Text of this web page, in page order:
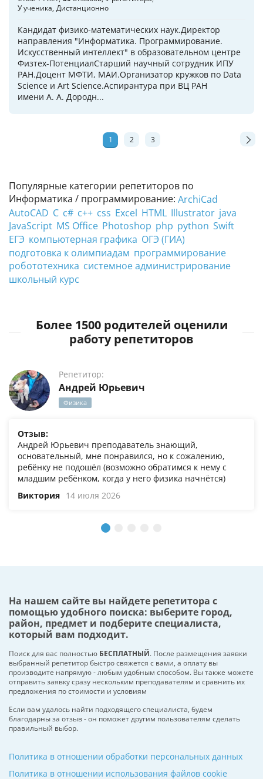
Популярные категории репетиторов по
Информатика / программирование: ArchiCad
AutoCAD C c# c++ css Excel HTML Illustrator java
JavaScript MS Office Photoshop php python Swift
ЕГЭ компьютерная графика ОГЭ (ГИА)
подготовка к олимпиадам программирование
робототехника системное администрирование
школьный курс
У ученика Дистанционно
Кандидат физико-математических наук.Директор
направления "Информатика. Программирование.
Искусственный интеллект" в образовательном центре
Физтех-ПотенциалСтарший научный сотрудник ИПУ
РАН.Доцент МФТИ, МАИ.Организатор кружков по Data
Science и Art Science.Аспирантура при ВЦ РАН
имени А. А. Дородн...
1 2 3
Более 1500 родителей оценили
работу репетиторов
Репетитор:
Андрей Юрьевич
Физика
Отзыв:
Андрей Юрьевич преподаватель знающий,
основательный, мне понравился, но к сожалению,
ребёнку не подошёл (возможно обратимся к нему с
младшим ребёнком, когда у него физика начнётся)
Виктория 14 июля 2026
На нашем сайте вы найдете репетитора с
помощью удобного поиска: выберите город,
район, предмет и подберите специалиста,
который вам подходит.
Поиск для вас полностью БЕСПЛАТНЫЙ. После размещения заявки
выбранный репетитор быстро свяжется с вами, а оплату вы
производите напрямую - любым удобным способом. Вы также можете
отправить заявку сразу нескольким преподавателям и сравнить их
предложения по стоимости и условиям
Если вам удалось найти подходящего специалиста, будем
благодарны за отзыв - он поможет другим пользователям сделать
правильный выбор.
Политика в отношении обработки персональных данных
Политика в отношении использования файлов cookie